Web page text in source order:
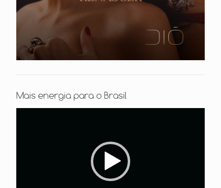
Mais energia para o Brasil